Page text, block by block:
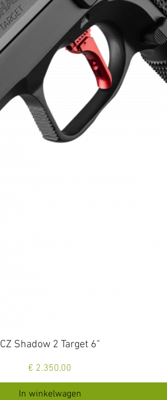
Snel overzicht
CZ Shadow 2 Target 6"
Prijs
€ 2.350,00
In winkelwagen